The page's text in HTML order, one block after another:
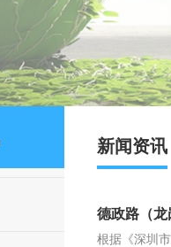
新闻资讯
德政路（
根据《深圳